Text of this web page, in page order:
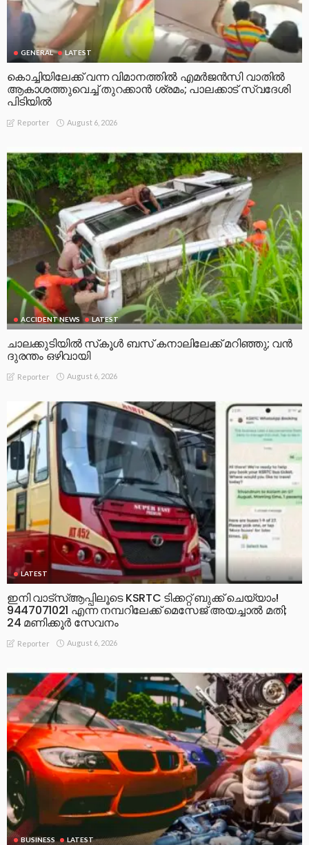
GENERAL LATEST
കൊച്ചിയിലേക്ക് വന്ന വിമാനത്തിൽ എമർജൻസി വാതിൽ
ആകാശത്തുവെച്ച് തുറക്കാൻ ശ്രമം; പാലക്കാട് സ്വദേശി
പിടിയിൽ
Reporter August 6, 2026
ACCIDENT NEWS LATEST
ചാലക്കുടിയിൽ സ്‌കൂൾ ബസ് കനാലിലേക്ക് മറിഞ്ഞു; വൻ
ദുരന്തം ഒഴിവായി
Reporter August 6, 2026
LATEST
ഇനി വാട്‌സ്ആപ്പിലൂടെ KSRTC ടിക്കറ്റ് ബുക്ക് ചെയ്യാം!
9447071021 എന്ന നമ്പറിലേക്ക് മെസേജ് അയച്ചാൽ മതി;
24 മണിക്കൂർ സേവനം
Reporter August 6, 2026
BUSINESS LATEST